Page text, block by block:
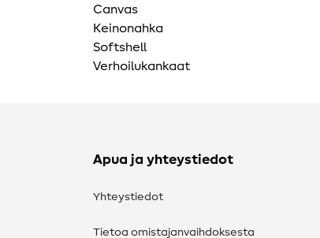
Canvas
Keinonahka
Softshell
Verhoilukankaat
Apua ja yhteystiedot
Yhteystiedot
Tietoa omistajanvaihdoksesta